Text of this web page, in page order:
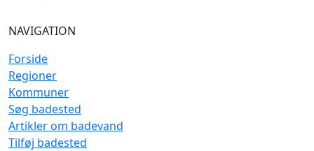
NAVIGATION
Forside
Regioner
Kommuner
Søg badested
Artikler om badevand
Tilføj badested